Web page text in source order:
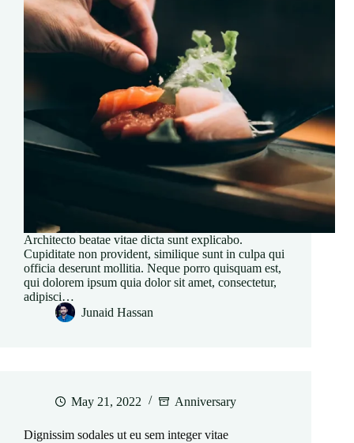
Architecto beatae vitae dicta sunt explicabo.
Cupiditate non provident, similique sunt in culpa qui
officia deserunt mollitia. Neque porro quisquam est,
qui dolorem ipsum quia dolor sit amet, consectetur,
adipisci…
Junaid Hassan
May 21, 2022 Anniversary
Dignissim sodales ut eu sem integer vitae